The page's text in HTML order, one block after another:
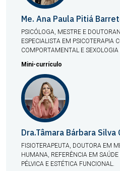
Me. Ana Paula Pitiá
PSICÓLOGA, MESTRE E
ESPECIALISTA EM PSICOTERAPIA
COMPORTAMENTAL E SEXOLOGIA
Mini-currículo
Dra.Tâmara Bárbara Silva
FISIOTERAPEUTA, DOUTORA EM
HUMANA, REFERÊNCIA EM
PÉLVICA E ESTÉTICA FUNCIONAL.